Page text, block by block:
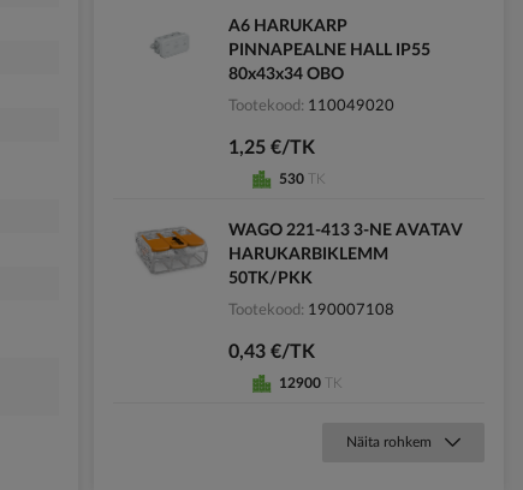
A6 HARUKARP
PINNAPEALNE HALL IP55
80x43x34 OBO
Tootekood 110049020
1,25 €/TK
530 TK
WAGO 221-413 3-NE AVATAV
HARUKARBIKLEMM
50TK/PKK
Tootekood 190007108
0,43 €/TK
12900 TK
Näita rohkem